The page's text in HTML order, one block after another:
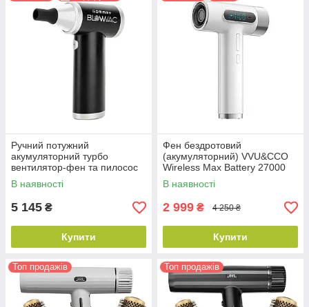
Ручний потужний
акумуляторний турбо
вентилятор-фен та пилосос
Gamma Piu 2in1 Blowvac,
холодний потік повітря
В наявності
5 145 ₴
Купити
Фен бездротовий
(акумуляторний) VVU&CCO
Wireless Max Battery 27000
mAh, White (CFJ-5P-WT)
В наявності
2 999 ₴ 4 250 ₴
Купити
Топ продажів Топ продажів